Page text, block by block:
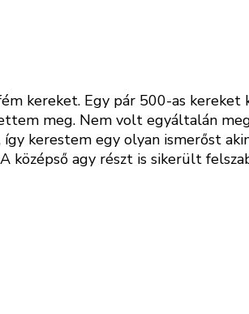
kereket. Egy pár 500-as
meg. Nem volt egyáltalán
kerestem egy olyan ismerőst
agy részt is sikerült